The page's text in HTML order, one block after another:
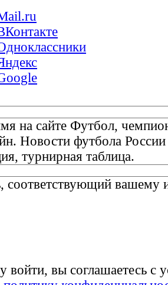
на сайте Футбол,
Новости футбола
турнирная таблица.
соответствующий вашему
войти, вы соглашаетесь с